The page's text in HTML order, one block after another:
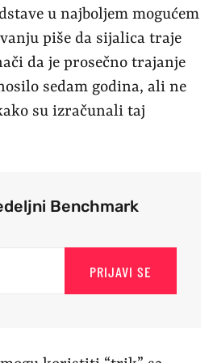
u najboljem mogućem
piše da sijalica traje
da je prosečno trajanje
sedam godina, ali ne
su izračunali taj
Benchmark
PRIJAVI SE